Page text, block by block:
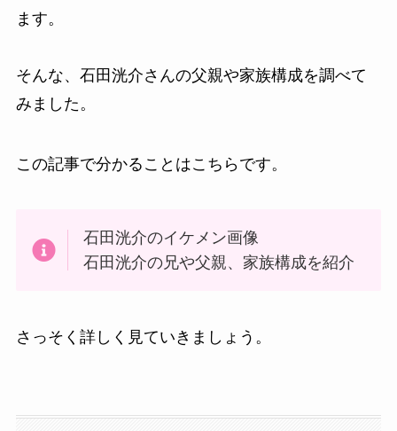
ます。
そんな、石田洸介さんの父親や家族構成を調べて
みました。
この記事で分かることはこちらです。
石田洸介のイケメン画像
石田洸介の兄や父親、家族構成を紹介
さっそく詳しく見ていきましょう。